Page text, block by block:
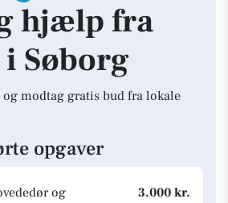
hjælp fra
Søborg
og modtag gratis bud fra lokale
opgaver
og
3.000 kr.